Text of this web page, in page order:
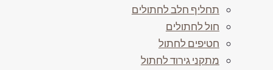
תחליף חלב לחתולים
חול לחתולים
חטיפים לחתול
מתקני גירוד לחתול